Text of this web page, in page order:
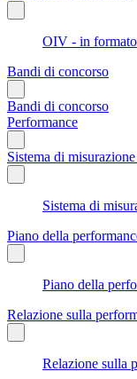
OIV - in
Bandi di concorso
Bandi di concorso
Performance
Sistema di
Sistema di
Piano della
Piano della
Relazione sulla
Relazione sulla